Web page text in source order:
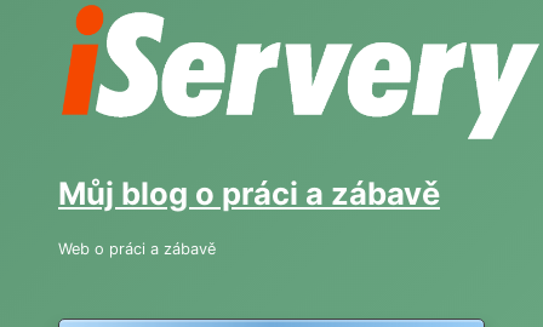
Můj blog o práci a zábavě
Web o práci a zábavě